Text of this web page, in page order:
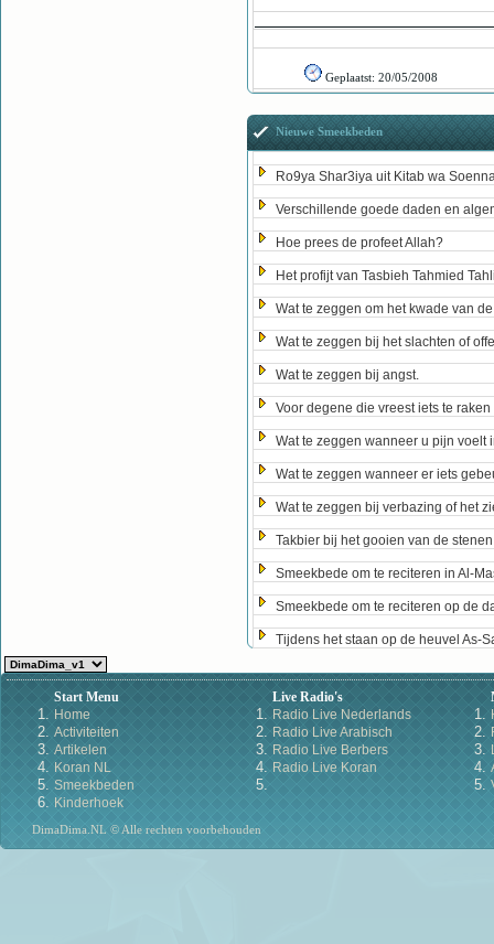
Geplaatst: 20/05/2008
Nieuwe Smeekbeden
Ro9ya Shar3iya uit Kitab wa
Verschillende goede daden en
Hoe prees de profeet Allah?
Het profijt van Tasbieh Tahmied
Wat te zeggen om het kwade van
Wat te zeggen bij het slachten of
Wat te zeggen bij angst.
Voor degene die vreest iets te
Wat te zeggen wanneer u pijn voelt
Wat te zeggen wanneer er iets
Wat te zeggen bij verbazing of het
Takbier bij het gooien van de
Smeekbede om te reciteren in Al-
Smeekbede om te reciteren op de
Tijdens het staan op de heuvel As-
Start Menu
Home
Activiteiten
Artikelen
Koran NL
Smeekbeden
Kinderhoek
Live Radio's
Radio Live Nederlands
Radio Live Arabisch
Radio Live Berbers
Radio Live Koran
DimaDima.NL © Alle rechten voorbehouden